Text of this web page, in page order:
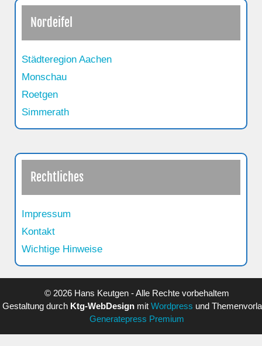
Nordeifel
Städteregion Aachen
Monschau
Roetgen
Simmerath
Rechtliches
Impressum
Kontakt
Wichtige Hinweise
© 2026 Hans Keutgen - Alle Rechte vorbehaltem
Gestaltung durch Ktg-WebDesign mit Wordpress und
Generatepress Premium